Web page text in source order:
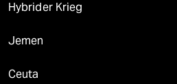
Hybrider Krieg
Jemen
Ceuta